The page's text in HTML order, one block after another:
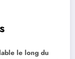
le long du